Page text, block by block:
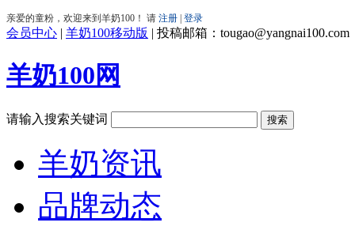
会员中心 | 羊奶100移动版 | 投稿邮箱：tougao@yangnai100.com
羊奶100网
请输入搜索关键词
羊奶资讯
品牌动态